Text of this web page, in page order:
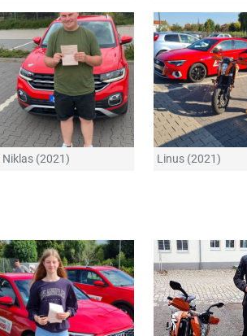
Niklas (2021) Linus (2021)